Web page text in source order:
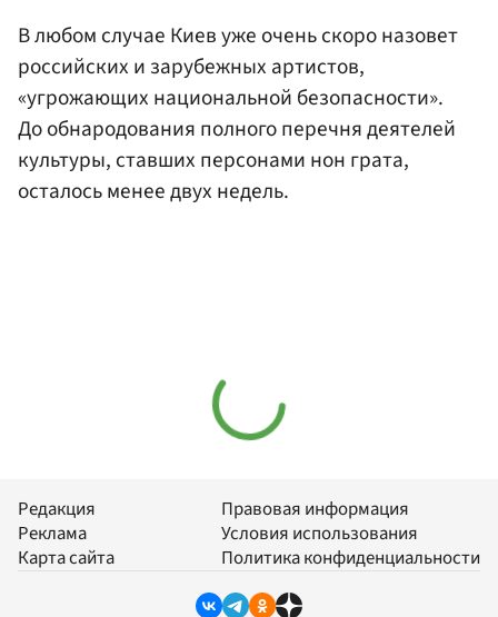
В любом случае Киев уже очень скоро назовет
российских и зарубежных артистов,
«угрожающих национальной безопасности».
До обнародования полного перечня деятелей
культуры, ставших персонами нон грата,
осталось менее двух недель.
Редакция
Реклама
Карта сайта
Правовая информация
Условия использования
Политика конфиденциальности